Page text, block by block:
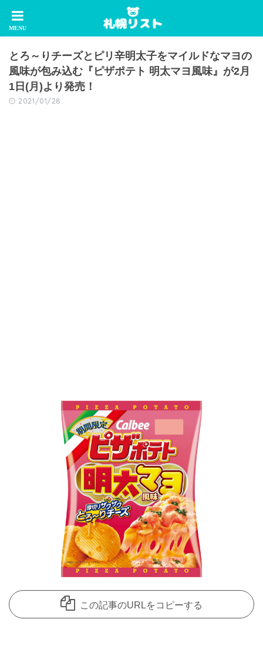
とろ～りチーズとピリ辛明太子をマイルドなマヨの
風味が包み込む『ピザポテト 明太マヨ風味』が2月
1日(月)より発売！
2021/01/28
この記事のURLをコピーする